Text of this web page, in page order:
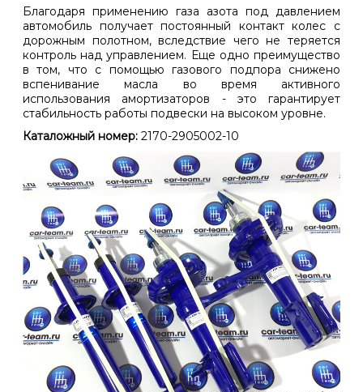
Благодаря применению газа азота под давлением
автомобиль получает постоянный контакт колес с
дорожным полотном, вследствие чего не теряется
контроль над управлением. Еще одно преимущество
в том, что с помощью газового подпора снижено
вспенивание масла во время активного
использования амортизаторов - это гарантирует
стабильность работы подвески на высоком уровне.
Каталожный номер: 2170-2905002-10